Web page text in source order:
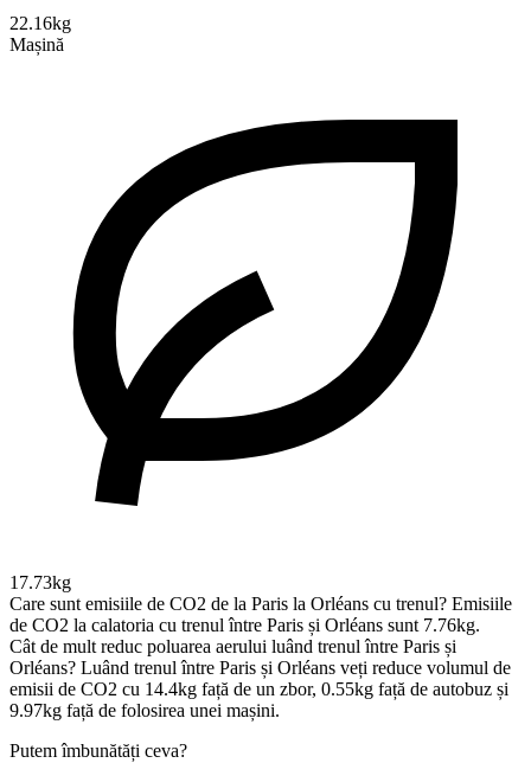
22.16kg
Mașină
17.73kg
Care sunt emisiile de CO2 de la Paris la Orléans cu trenul? Emisiile
de CO2 la calatoria cu trenul între Paris și Orléans sunt 7.76kg.
Cât de mult reduc poluarea aerului luând trenul între Paris și
Orléans? Luând trenul între Paris și Orléans veți reduce volumul de
emisii de CO2 cu 14.4kg față de un zbor, 0.55kg față de autobuz și
9.97kg față de folosirea unei mașini.
Putem îmbunătăți ceva?